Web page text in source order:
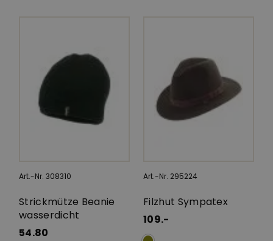
Art.-Nr. 308310
Strickmütze Beanie
wasserdicht
54.80
Art.-Nr. 295224
Filzhut Sympatex
109.-